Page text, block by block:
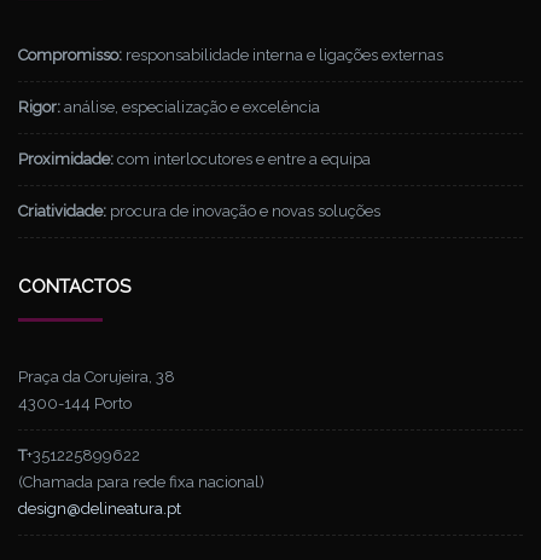
Compromisso: responsabilidade interna e ligações externas
Rigor: análise, especialização e excelência
Proximidade: com interlocutores e entre a equipa
Criatividade: procura de inovação e novas soluções
CONTACTOS
Praça da Corujeira, 38
4300-144 Porto
T+351225899622
(Chamada para rede fixa nacional)
design@delineatura.pt